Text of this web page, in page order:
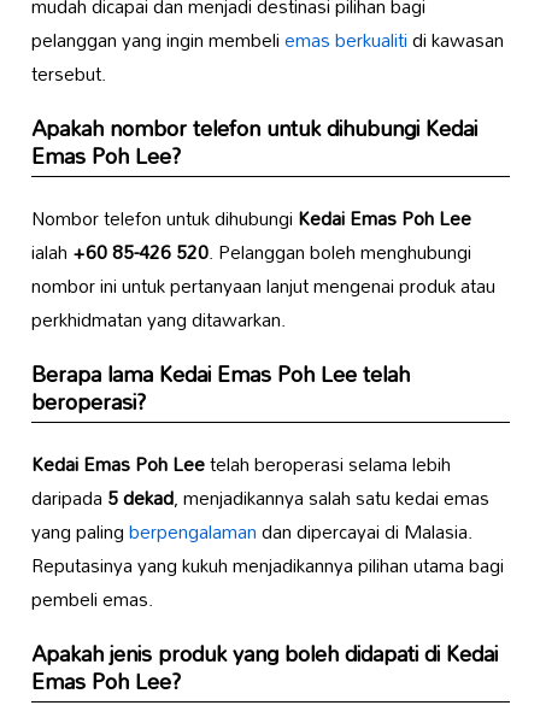
pelanggan yang ingin membeliemas berkualitidi kawasan
tersebut.
Apakah nombor telefon untuk dihubungiKedai
Emas Poh Lee?
Nombor telefon untuk dihubungiKedai Emas Poh Lee
ialah+60 85-426 520. Pelanggan boleh menghubungi
nombor ini untuk pertanyaan lanjut mengenai produk atau
perkhidmatan yang ditawarkan.
Berapa lamaKedai Emas Poh Leetelah
beroperasi?
Kedai Emas Poh Leetelah beroperasi selama lebih
daripada5 dekad, menjadikannya salah satu kedai emas
yang palingberpengalamandan dipercayai di Malasia.
Reputasinya yang kukuh menjadikannya pilihan utama bagi
pembeli emas.
Apakah jenis produk yang boleh didapati diKedai
Emas Poh Lee?